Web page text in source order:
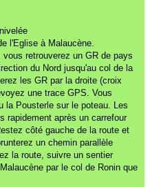
l'Eglise à Malaucène.
retrouverez un GR de pays
du Nord jusqu'au col de la
les GR par la droite (croix
une trace GPS. Vous
la Pousterle sur le poteau. Les
rapidement après un carrefour
côté gauche de la route et
un chemin parallèle
la route, suivre un sentier
par le col de Ronin que